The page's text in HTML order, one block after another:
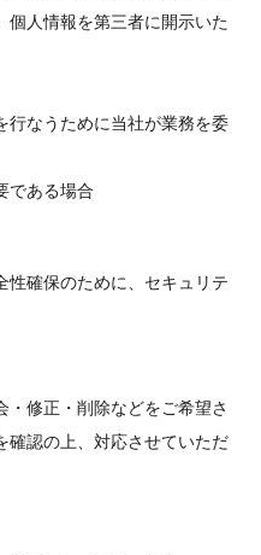
個人情報を第三者に開示いた
行なうために当社が業務を委
である場合
性確保のために、セキュリテ
・修正・削除などをご希望さ
確認の上、対応させていただ